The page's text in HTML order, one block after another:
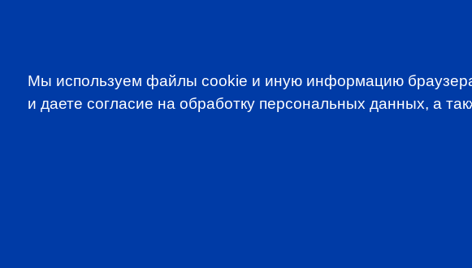
SUBSCRIBE TO OUR NEWSLETTER
to be the first to know about all CFA news, events
programms
Мы используем файлы cookie и иную информацию
и даете согласие на обработку персональных данных, а